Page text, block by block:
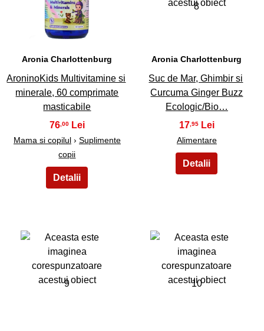
7
Aronia Charlottenburg
AroninoKids Multivitamine si
minerale, 60 comprimate
masticabile
76,00
Mama si copilul› Suplimente
copii
8
Aronia Charlottenburg
Suc de Mar, Ghimbir si
Curcuma Ginger Buzz
Ecologic/Bio…
17,95
Alimentare
9 10